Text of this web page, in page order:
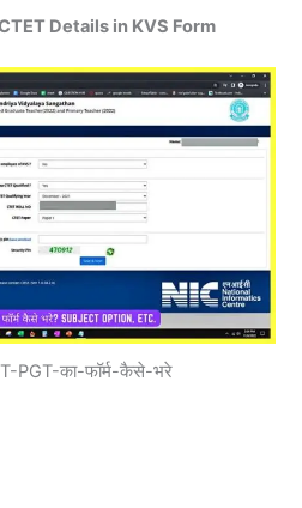
Details in KVS Form
PGT-का-फॉर्म-कैसे-भरे